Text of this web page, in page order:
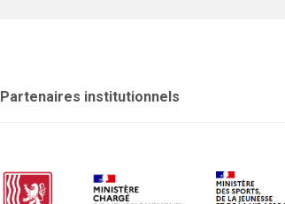
Partenaires institutionnels